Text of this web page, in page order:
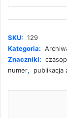
nr
(129)
SKU: 129
Kategoria:
Znaczniki:
numer, publikacja